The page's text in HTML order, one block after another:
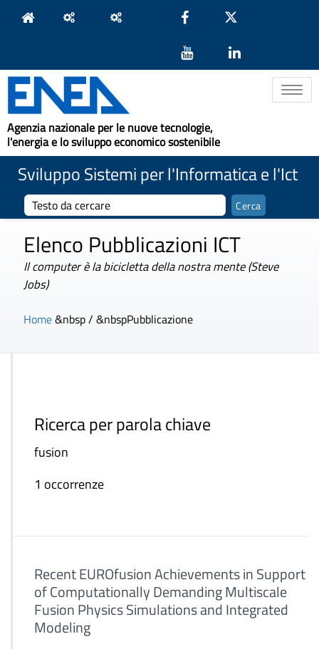
Toggle
Agenzia nazionale per le nuove tecnologie,
l'energia e lo sviluppo economico sostenibile
Sviluppo Sistemi per l'Informatica e l'Ict
Elenco Pubblicazioni ICT
Il computer è la bicicletta della nostra mente (Steve
Jobs)
Home&nbsp / &nbspPubblicazione
Ricerca per parola chiave
fusion
1 occorrenze
Recent EUROfusion Achievements in Support
of Computationally Demanding Multiscale
Fusion Physics Simulations and Integrated
Modeling